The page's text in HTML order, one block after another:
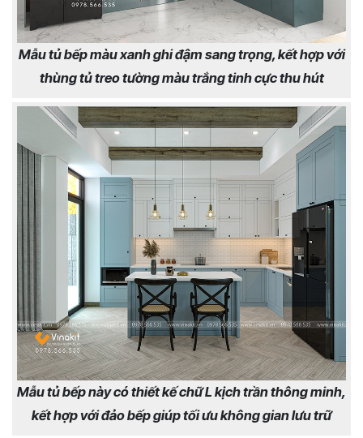
Mẫu tủ bếp màu xanh ghi đậm sang trọng, kết hợp với
thùng tủ treo tường màu trắng tinh cực thu hút
Mẫu tủ bếp này có thiết kế chữ L kịch trần thông minh,
kết hợp với đảo bếp giúp tối ưu không gian lưu trữ